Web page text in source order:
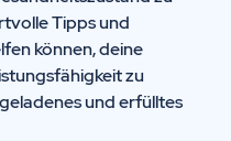
Tipps und
können, deine
zu
und erfülltes